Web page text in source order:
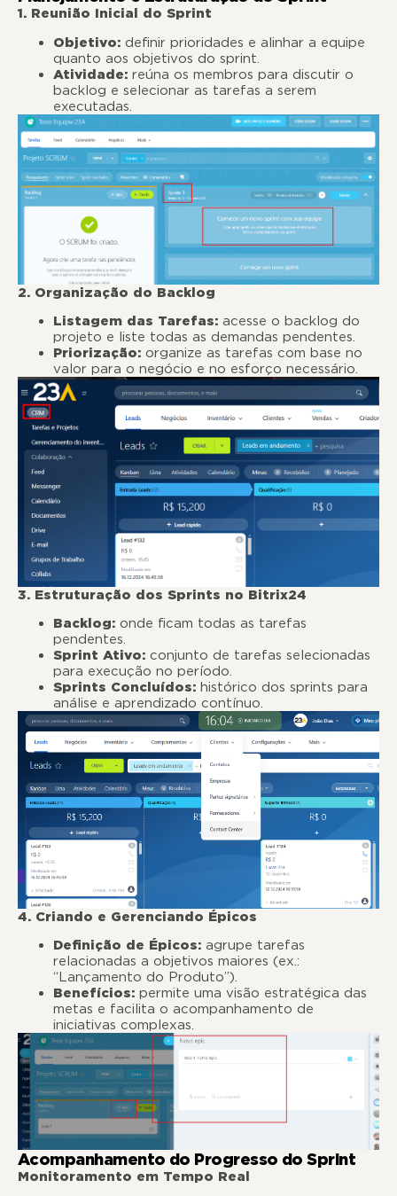
1. Reunião Inicial do Sprint
Objetivo: definir prioridades e alinhar a equipe
quanto aos objetivos do sprint.
Atividade: reúna os membros para discutir o
backlog e selecionar as tarefas a serem
executadas.
2. Organização do Backlog
Listagem das Tarefas: acesse o backlog do
projeto e liste todas as demandas pendentes.
Priorização: organize as tarefas com base no
valor para o negócio e no esforço necessário.
3. Estruturação dos Sprints no Bitrix24
Backlog: onde ficam todas as tarefas
pendentes.
Sprint Ativo: conjunto de tarefas selecionadas
para execução no período.
Sprints Concluídos: histórico dos sprints para
análise e aprendizado contínuo.
4. Criando e Gerenciando Épicos
Definição de Épicos: agrupe tarefas
relacionadas a objetivos maiores (ex.:
“Lançamento do Produto”).
Benefícios: permite uma visão estratégica das
metas e facilita o acompanhamento de
iniciativas complexas.
Acompanhamento do Progresso do Sprint
Monitoramento em Tempo Real